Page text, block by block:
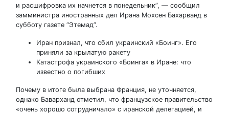
и расшифровка их начнется в понедельник”, — сообщил
замминистра иностранных дел Ирана Мохсен Бахарванд в
субботу газете “Этемад”.
Иран признал, что сбил украинский «Боинг». Его
приняли за крылатую ракету
Катастрофа украинского «Боинга» в Иране: что
известно о погибших
Почему в итоге была выбрана Франция, не уточняется,
однако Баварханд отметил, что французское правительство
«очень хорошо сотрудничало» с иранской делегацией, и